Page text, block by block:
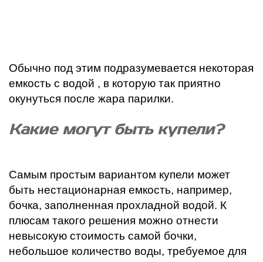
Обычно под этим подразумевается некоторая
емкость с водой , в которую так приятно
окунуться после жара парилки.
Какие могут быть купели?
Самым простым вариантом купели может
быть нестационарная емкость, например,
бочка, заполненная прохладной водой. К
плюсам такого решения можно отнести
невысокую стоимость самой бочки,
небольшое количество воды, требуемое для